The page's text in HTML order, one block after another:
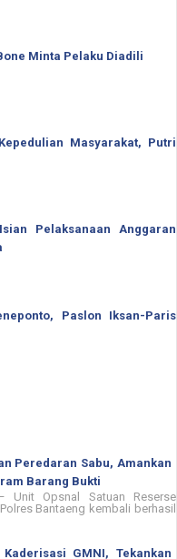
Minta Pelaku Diadili
Masyarakat, Putri
Pelaksanaan Anggaran
Paslon Iksan-Paris
Peredaran Sabu, Amankan
Barang Bukti
Unit Opsnal Satuan Reserse
Bantaeng kembali berhasil
GMNI, Tekankan